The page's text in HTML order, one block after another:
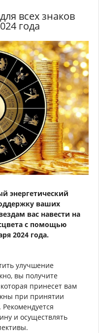
всех знаков
года
энергетический
ваших
вас навести на
с помощью
2024 года.
улучшение
вы получите
принесет вам
при принятии
и осуществлять